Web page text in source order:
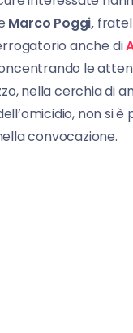
Marco Poggi,
anche di
le
nella cerchia di
non si
convocazione.